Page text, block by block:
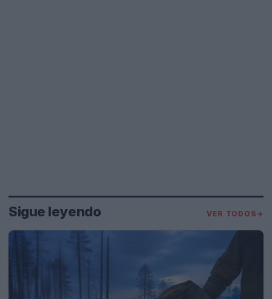
Sigue leyendo VER TODOS→